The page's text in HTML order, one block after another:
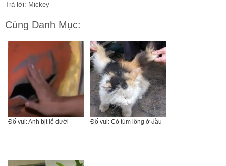
Trả lời: Mickey
Cùng Danh Mục:
Đố vui: Anh bịt lỗ dưới Đố vui: Có túm lông ở đầu